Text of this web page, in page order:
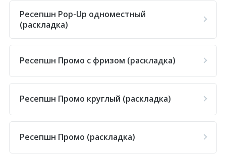
Ресепшн Pop-Up одноместный
(раскладка)
Ресепшн Промо с фризом (раскладка)
Ресепшн Промо круглый (раскладка)
Ресепшн Промо (раскладка)